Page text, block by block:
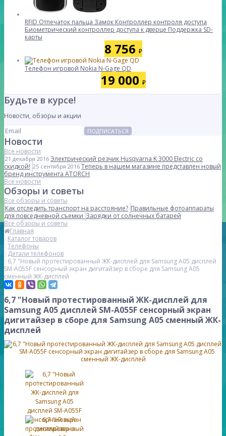
RFID Отпечаток пальца Замок Контроллер контроля доступа
Биометрический контроллер доступа к дверце Поддержка SD-
карты
8 756 ₽
Телефон игровой Nokia N-Gage QD
19 000 ₽
Будьте в курсе!
Новости, обзоры и акции
ПОДПИСАТЬСЯ
Новости
Все новости
21 декабря 2016 Электрический резчик Husqvarna K 3000 Electric со
скидкой! 25 сентября 2016 Теперь в нашем магазине представлен новый
бренд инструмента ATORCH
Все новости
Обзоры и советы
Все обзоры и советы
Как отследить транспорт на расстояние? Правильные фотоаппараты
для повседневной съемкиЗарядки от солнечных батарей
Все обзоры и советы
Главная
Каталог товаров
Телефоны
Детали телефонов
6,7 "Новый протестированный ЖК-дисплей для Samsung A05 дисплей
SM-A055F сенсорный экран дигитайзер в сборе для Samsung A05
сменный ЖК-дисплей
6,7 "Новый протестированный ЖК-дисплей для
Samsung A05 дисплей SM-A055F сенсорный экран
дигитайзер в сборе для Samsung A05 сменный ЖК-
дисплей